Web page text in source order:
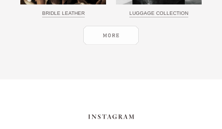
BRIDLE LEATHER LUGGAGE COLLECTION